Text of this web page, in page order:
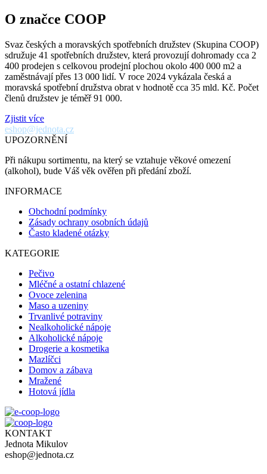
O značce COOP
Svaz českých a moravských spotřebních družstev (Skupina COOP)
sdružuje 41 spotřebních družstev, která provozují dohromady cca 2
400 prodejen s celkovou prodejní plochou okolo 400 000 m2 a
zaměstnávají přes 13 000 lidí. V roce 2024 vykázala česká a
moravská spotřební družstva obrat v hodnotě cca 35 mld. Kč. Počet
členů družstev je téměř 91 000.
Zjistit více
eshop@jednota.cz
UPOZORNĚNÍ
Při nákupu sortimentu, na který se vztahuje věkové omezení
(alkohol), bude Váš věk ověřen při předání zboží.
INFORMACE
Obchodní podmínky
Zásady ochrany osobních údajů
Často kladené otázky
KATEGORIE
Pečivo
Mléčné a ostatní chlazené
Ovoce zelenina
Maso a uzeniny
Trvanlivé potraviny
Nealkoholické nápoje
Alkoholické nápoje
Drogerie a kosmetika
Mazlíčci
Domov a zábava
Mražené
Hotová jídla
KONTAKT
Jednota Mikulov
eshop@jednota.cz